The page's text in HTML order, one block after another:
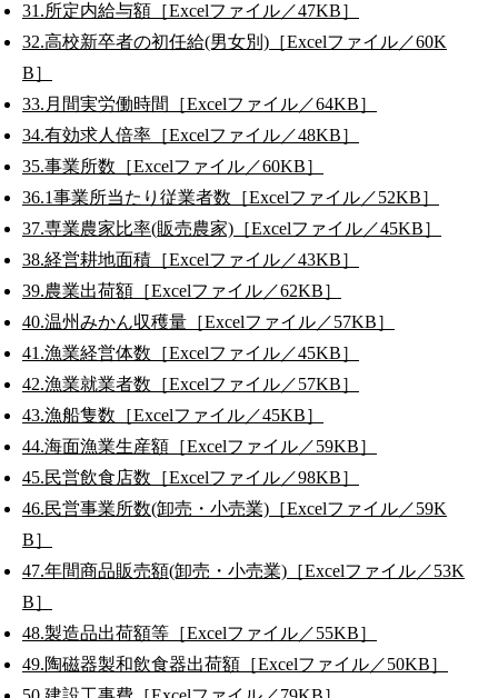
31.所定内給与額［Excelファイル／47KB］
32.高校新卒者の初任給(男女別)［Excelファイル／60K
B］
33.月間実労働時間［Excelファイル／64KB］
34.有効求人倍率［Excelファイル／48KB］
35.事業所数［Excelファイル／60KB］
36.1事業所当たり従業者数［Excelファイル／52KB］
37.専業農家比率(販売農家)［Excelファイル／45KB］
38.経営耕地面積［Excelファイル／43KB］
39.農業出荷額［Excelファイル／62KB］
40.温州みかん収穫量［Excelファイル／57KB］
41.漁業経営体数［Excelファイル／45KB］
42.漁業就業者数［Excelファイル／57KB］
43.漁船隻数［Excelファイル／45KB］
44.海面漁業生産額［Excelファイル／59KB］
45.民営飲食店数［Excelファイル／98KB］
46.民営事業所数(卸売・小売業)［Excelファイル／59K
B］
47.年間商品販売額(卸売・小売業)［Excelファイル／53K
B］
48.製造品出荷額等［Excelファイル／55KB］
49.陶磁器製和飲食器出荷額［Excelファイル／50KB］